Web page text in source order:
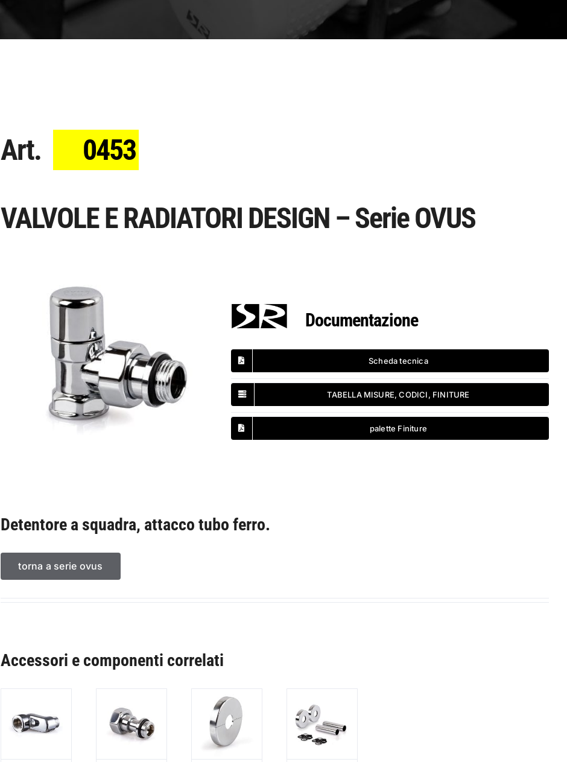
Art.
0453
VALVOLE E RADIATORI DESIGN – Serie OVUS
Documentazione
Scheda tecnica
TABELLA MISURE, CODICI, FINITURE
palette Finiture
Detentore a squadra, attacco tubo ferro.
torna a serie ovus
Accessori e componenti correlati